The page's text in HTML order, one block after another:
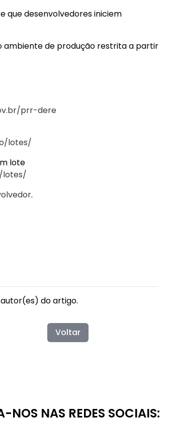
que desenvolvedores iniciem
ambiente de produção restrita a partir
prr-dere
lotes/
lote
lotes/
.
do artigo.
Voltar
NOS NAS REDES SOCIAIS: